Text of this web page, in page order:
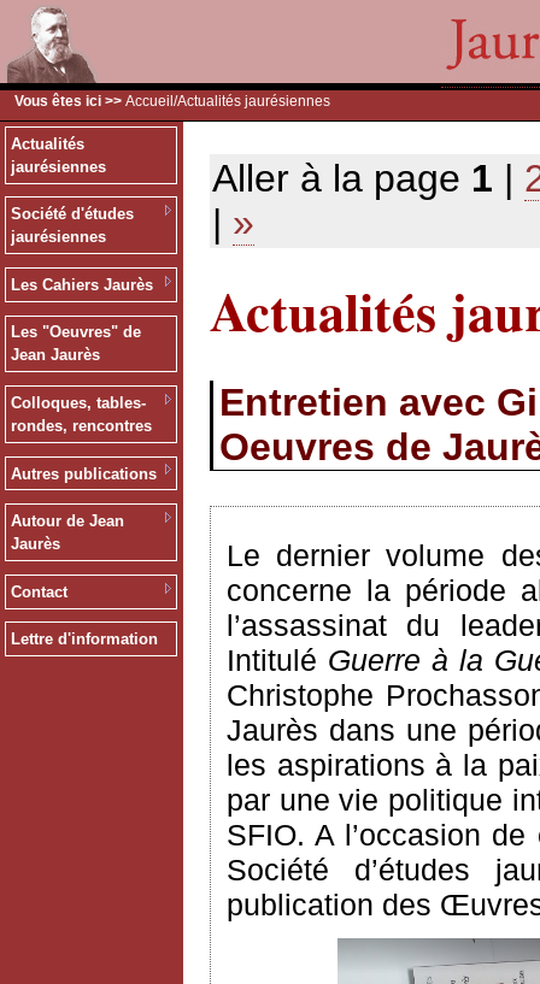
Vous êtes ici >> Accueil /Actualités jaurésiennes
Actualités
jaurésiennes
Société d'études
jaurésiennes
Les Cahiers Jaurès
Les "Oeuvres" de
Jean Jaurès
Colloques, tables-
rondes, rencontres
Autres publications
Autour de Jean
Jaurès
Contact
Lettre d'information
Aller à la page 1 |
| »
Actualités
Entretien avec
Oeuvres de
Le dernier volume
concerne la période
l’assassinat du
Intitulé Guerre à la
Christophe
Jaurès dans une
les aspirations à la
par une vie politique
SFIO. A l’occasion
Société d’études
publication des